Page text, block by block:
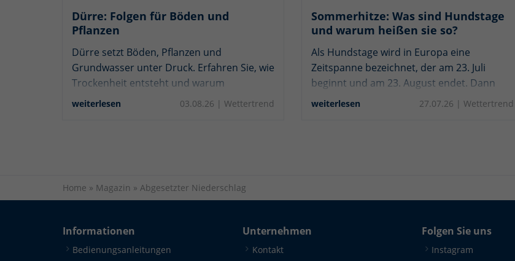
Dürre: Folgen für Böden und
Pflanzen
Dürre setzt Böden, Pflanzen und
Grundwasser unter Druck. Erfahren Sie, wie
Trockenheit entsteht und warum
Starkregen den Wassermangel kaum
weiterlesen 03.08.26 | Wettertrend
Sommerhitze: Was sind Hundstage
und warum heißen sie so?
Als Hundstage wird in Europa eine
Zeitspanne bezeichnet, der am 23. Juli
beginnt und am 23. August endet. Dann
steht die Sonne in der Nähe des Sirius, dem
weiterlesen 27.07.26 | Wettertrend
Home » Magazin » Abgesetzter Niederschlag
Informationen
Bedienungsanleitungen
Unternehmen
Kontakt
Folgen Sie uns
Instagram